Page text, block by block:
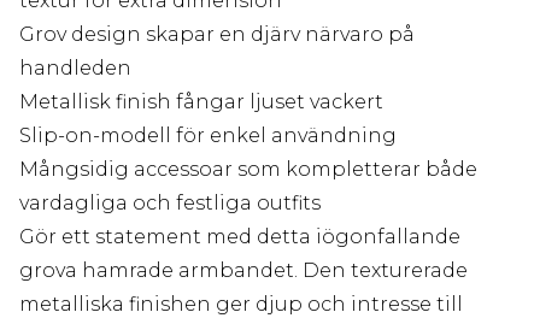
Grov design skapar en djärv närvaro på
handleden
Metallisk finish fångar ljuset vackert
Slip-on-modell för enkel användning
Mångsidig accessoar som kompletterar både
vardagliga och festliga outfits
Gör ett statement med detta iögonfallande
grova hamrade armbandet. Den texturerade
metalliska finishen ger djup och intresse till